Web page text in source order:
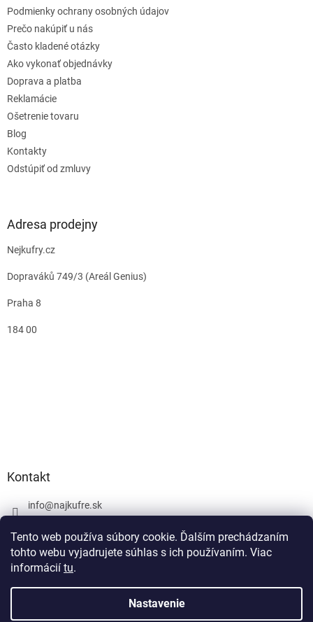
Tento web používa súbory cookie. Ďalším prechádzaním
tohto webu vyjadrujete súhlas s ich používaním. Viac
informácií tu.
Nastavenie
Podmienky ochrany osobných údajov
Prečo nakúpiť u nás
Často kladené otázky
Ako vykonať objednávky
Doprava a platba
Reklamácie
Ošetrenie tovaru
Blog
Kontakty
Odstúpiť od zmluvy
Adresa prodejny
Nejkufry.cz
Dopraváků 749/3 (Areál Genius)
Praha 8
184 00
Kontakt
info@najkufre.sk
Facebook
Vytvoril Shoptet